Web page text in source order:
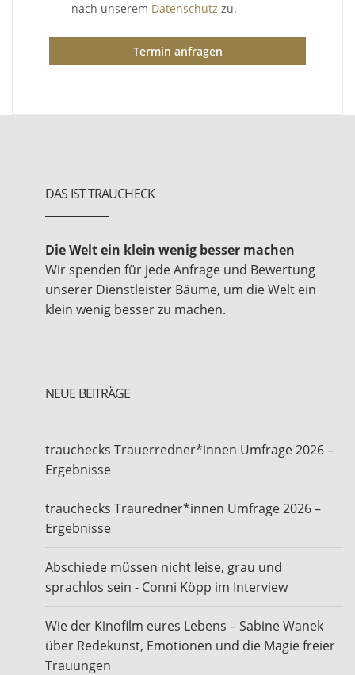
nach unserem Datenschutz zu.
Termin anfragen
DAS IST TRAUCHECK
Die Welt ein klein wenig besser machen
Wir spenden für jede Anfrage und Bewertung
unserer Dienstleister Bäume, um die Welt ein
klein wenig besser zu machen.
NEUE BEITRÄGE
trauchecks Trauerredner*innen Umfrage 2026 –
Ergebnisse
trauchecks Trauredner*innen Umfrage 2026 –
Ergebnisse
Abschiede müssen nicht leise, grau und
sprachlos sein - Conni Köpp im Interview
Wie der Kinofilm eures Lebens – Sabine Wanek
über Redekunst, Emotionen und die Magie freier
Trauungen